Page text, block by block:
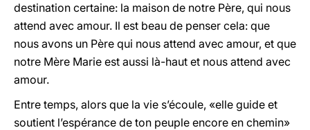
destination certaine: la maison de notre Père, qui nous
attend avec amour. Il est beau de penser cela: que
nous avons un Père qui nous attend avec amour, et que
notre Mère Marie est aussi là-haut et nous attend avec
amour.
Entre temps, alors que la vie s’écoule, «elle guide et
soutient l’espérance de ton peuple encore en chemin»